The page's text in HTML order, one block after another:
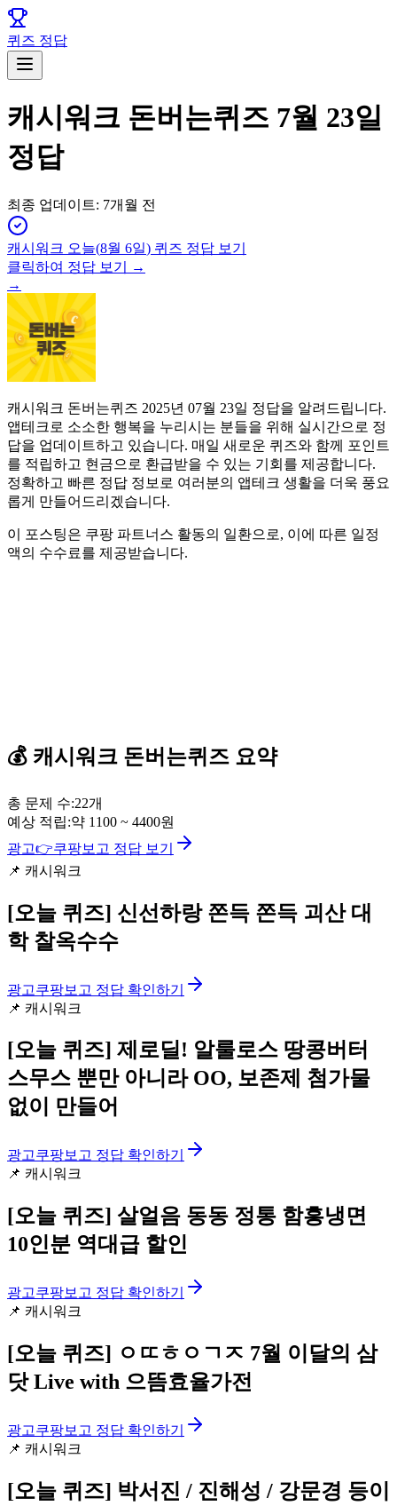
퀴즈 정답
캐시워크 돈버는퀴즈 7월 23일
정답
최종 업데이트: 7개월 전
캐시워크 오늘(8월 6일) 퀴즈 정답 보기
클릭하여 정답 보기 →
→
캐시워크 돈버는퀴즈 2025년 07월 23일 정답을 알려드립니다.
앱테크로 소소한 행복을 누리시는 분들을 위해 실시간으로 정
답을 업데이트하고 있습니다. 매일 새로운 퀴즈와 함께 포인트
를 적립하고 현금으로 환급받을 수 있는 기회를 제공합니다.
정확하고 빠른 정답 정보로 여러분의 앱테크 생활을 더욱 풍요
롭게 만들어드리겠습니다.
이 포스팅은 쿠팡 파트너스 활동의 일환으로, 이에 따른 일정
액의 수수료를 제공받습니다.
💰 캐시워크 돈버는퀴즈 요약
총 문제 수:22개
예상 적립:약 1100 ~ 4400원
광고👉쿠팡보고 정답 보기
📌 캐시워크
[오늘 퀴즈] 신선하랑 쫀득 쫀득 괴산 대
학 찰옥수수
광고쿠팡보고 정답 확인하기
📌 캐시워크
[오늘 퀴즈] 제로딜! 알룰로스 땅콩버터
스무스 뿐만 아니라 OO, 보존제 첨가물
없이 만들어
광고쿠팡보고 정답 확인하기
📌 캐시워크
[오늘 퀴즈] 살얼음 동동 정통 함흥냉면
10인분 역대급 할인
광고쿠팡보고 정답 확인하기
📌 캐시워크
[오늘 퀴즈] ㅇㄸㅎㅇㄱㅈ 7월 이달의 삼
닷 Live with 으뜸효율가전
광고쿠팡보고 정답 확인하기
📌 캐시워크
[오늘 퀴즈] 박서진 / 진해성 / 강문경 등이